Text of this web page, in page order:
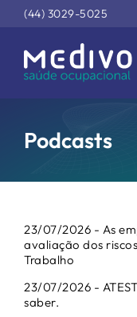
(44) 3029-5025
Podcasts
23/07/2026 - As
avaliação dos
Trabalho
23/07/2026 -
saber.